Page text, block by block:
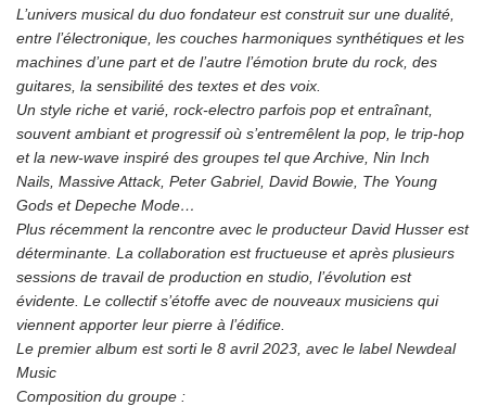
L’univers musical du duo fondateur est construit sur une dualité,
entre l’électronique, les couches harmoniques synthétiques et les
machines d’une part et de l’autre l’émotion brute du rock, des
guitares, la sensibilité des textes et des voix.
Un style riche et varié, rock-electro parfois pop et entraînant,
souvent ambiant et progressif où s’entremêlent la pop, le trip-hop
et la new-wave inspiré des groupes tel que Archive, Nin Inch
Nails, Massive Attack, Peter Gabriel, David Bowie, The Young
Gods et Depeche Mode…
Plus récemment la rencontre avec le producteur David Husser est
déterminante. La collaboration est fructueuse et après plusieurs
sessions de travail de production en studio, l’évolution est
évidente. Le collectif s’étoffe avec de nouveaux musiciens qui
viennent apporter leur pierre à l’édifice.
Le premier album est sorti le 8 avril 2023, avec le label Newdeal
Music
Composition du groupe :